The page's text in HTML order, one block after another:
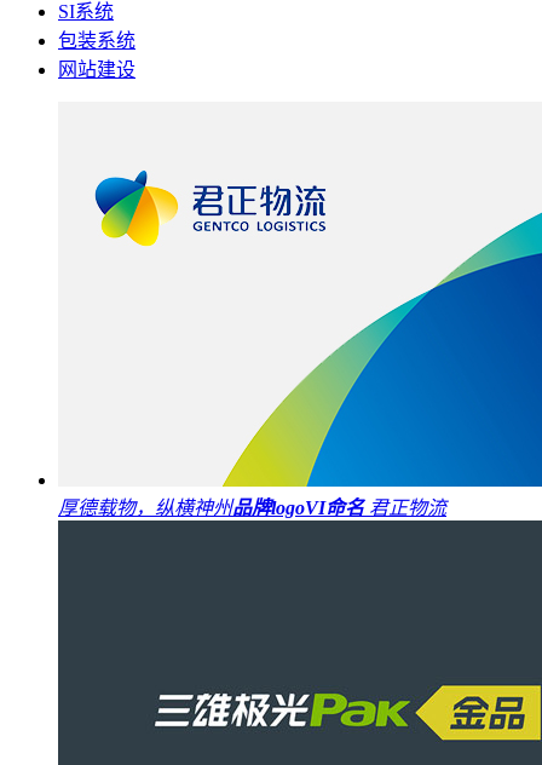
SI系统
包装系统
网站建设
厚德载物，纵横神州品牌logoVI命名 君正物流